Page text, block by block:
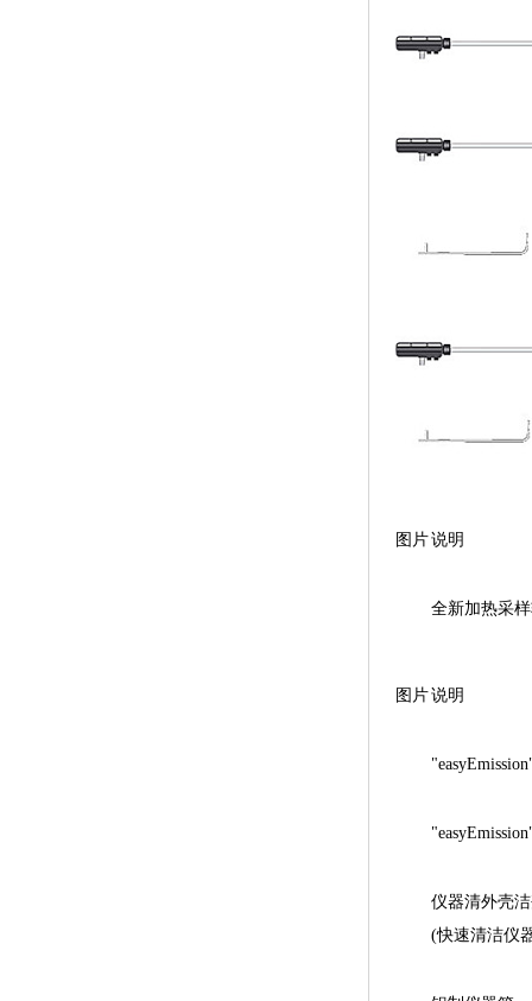
图片说明
全新加热采
图片说明
仪器清外壳
(快速清洁仪